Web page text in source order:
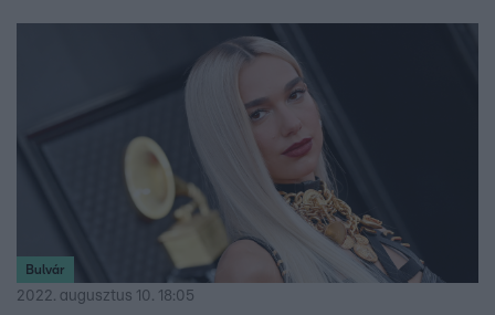
zavart sem a tömeg, sem a hangzavar, sem a porfelhő.
Bulvár
2022. augusztus 10. 18:05